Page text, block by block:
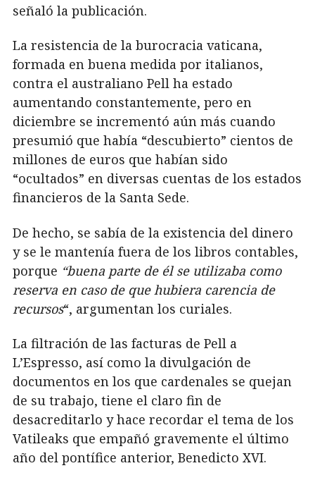
señaló la publicación.
La resistencia de la burocracia vaticana,
formada en buena medida por italianos,
contra el australiano Pell ha estado
aumentando constantemente, pero en
diciembre se incrementó aún más cuando
presumió que había “descubierto” cientos de
millones de euros que habían sido
“ocultados” en diversas cuentas de los estados
financieros de la Santa Sede.
De hecho, se sabía de la existencia del dinero
y se le mantenía fuera de los libros contables,
porque “buena parte de él se utilizaba como
reserva en caso de que hubiera carencia de
recursos“, argumentan los curiales.
La filtración de las facturas de Pell a
L’Espresso, así como la divulgación de
documentos en los que cardenales se quejan
de su trabajo, tiene el claro fin de
desacreditarlo y hace recordar el tema de los
Vatileaks que empañó gravemente el último
año del pontífice anterior, Benedicto XVI.